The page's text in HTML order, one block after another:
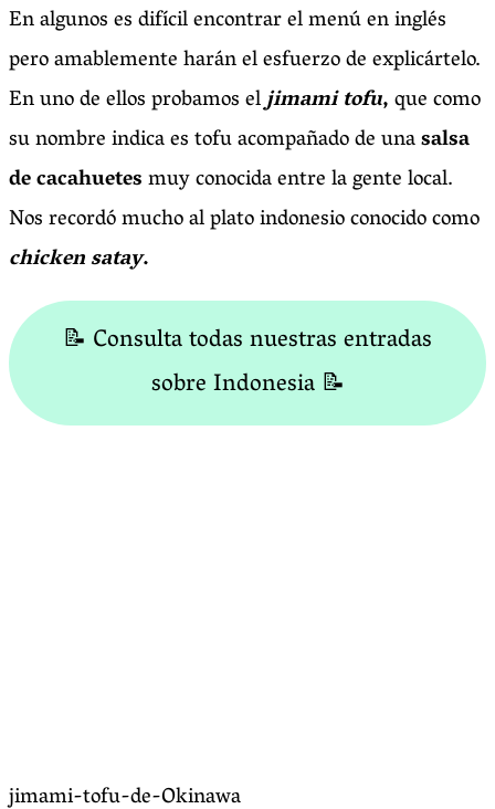
En algunos es difícil encontrar el menú en inglés
pero amablemente harán el esfuerzo de explicártelo.
En uno de ellos probamos eljimami tofu,que como
su nombre indica es tofu acompañado de unasalsa
de cacahuetesmuy conocida entre la gente local.
Nos recordó mucho al plato indonesio conocido como
chicken satay.
📝 Consulta todas nuestras entradas
sobre Indonesia 📝
jimami-tofu-de-Okinawa